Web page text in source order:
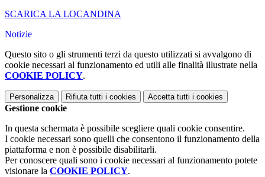
SCARICA LA LOCANDINA
Notizie
Questo sito o gli strumenti terzi da questo utilizzati si avvalgono di
cookie necessari al funzionamento ed utili alle finalità illustrate nella
COOKIE POLICY.
Personalizza Rifiuta tutti i cookies Accetta tutti i cookies
Gestione cookie
In questa schermata è possibile scegliere quali cookie consentire.
I cookie necessari sono quelli che consentono il funzionamento della
piattaforma e non è possibile disabilitarli.
Per conoscere quali sono i cookie necessari al funzionamento potete
visionare la COOKIE POLICY.